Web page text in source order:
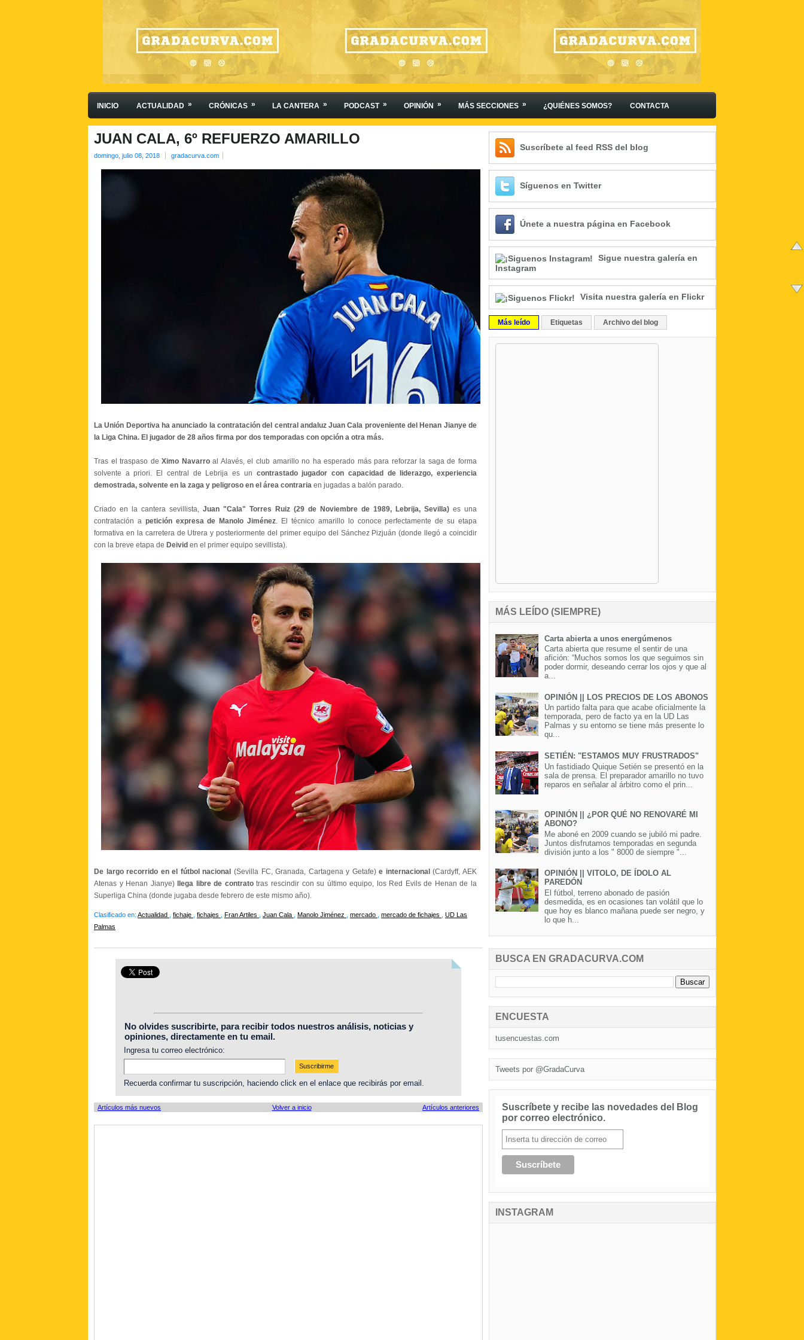
INICIO ACTUALIDAD » CRÓNICAS » LA CANTERA » PODCAST » OPINIÓN » MÁS SECCIONES » ¿QUIÉNES SOMOS? CONTACTA
JUAN CALA, 6º REFUERZO AMARILLO
domingo, julio 08, 2018 gradacurva.com
La Unión Deportiva ha anunciado la contratación del central andaluz Juan Cala proveniente del Henan Jianye de
la Liga China. El jugador de 28 años firma por dos temporadas con opción a otra más.
Tras el traspaso deXimo Navarroal Alavés, el club amarillo no ha esperado más para reforzar la saga de forma
solvente a priori. El central de Lebrija es un contrastado jugador con capacidad de liderazgo, experiencia
demostrada, solvente en la zaga y peligroso en el área contraria en jugadas a balón parado.
Criado en la cantera sevillista, Juan "Cala" Torres Ruiz (29 de Noviembre de 1989, Lebrija, Sevilla) es una
contratación a petición expresa de Manolo Jiménez. El técnico amarillo lo conoce perfectamente de su etapa
formativa en la carretera de Utrera y posteriormente del primer equipo del Sánchez Pizjuán (donde llegó a coincidir
con la breve etapa de Deivid en el primer equipo sevillista).
De largo recorrido en el fútbol nacional (Sevilla FC, Granada, Cartagena y Getafe)e internacional(Cardyff, AEK
Atenas y Henan Jianye)
llega libre de contratotras rescindir con su último equipo, los Red Evils de Henan de la
Superliga China (donde jugaba desde febrero de este mismo año).
Clasificado en: Actualidad fichaje fichajes Fran Artiles Juan Cala Manolo Jiménez mercado mercado de fichajes
UD Las
Palmas
No olvides suscribirte, para recibir todos nuestros análisis, noticias y
opiniones, directamente en tu email.
Ingresa tu correo electrónico:
Recuerda confirmar tu suscripción, haciendo click en el enlace que recibirás por email.
Artículos más nuevos Artículos anteriores
Volver a inicio
Suscríbete al feed RSS del blog
Síguenos en Twitter
Únete a nuestra página en Facebook
Sigue nuestra galería en
Instagram
Visita nuestra galería en Flickr
Más leído Etiquetas Archivo del blog
MÁS LEÍDO (SIEMPRE)
Carta abierta a unos energúmenos
Carta abierta que resume el sentir de una
afición: “Muchos somos los que seguimos sin
poder dormir, deseando cerrar los ojos y que al
a...
OPINIÓN || LOS PRECIOS DE LOS ABONOS
Un partido falta para que acabe oficialmente la
temporada, pero de facto ya en la UD Las
Palmas y su entorno se tiene más presente lo
qu...
SETIÉN: "ESTAMOS MUY FRUSTRADOS"
Un fastidiado Quique Setién se presentó en la
sala de prensa. El preparador amarillo no tuvo
reparos en señalar al árbitro como el prin...
OPINIÓN || ¿POR QUÉ NO RENOVARÉ MI
ABONO?
Me aboné en 2009 cuando se jubiló mi padre.
Juntos disfrutamos temporadas en segunda
división junto a los " 8000 de siempre "...
OPINIÓN || VITOLO, DE ÍDOLO AL
PAREDÓN
El fútbol, terreno abonado de pasión
desmedida, es en ocasiones tan volátil que lo
que hoy es blanco mañana puede ser negro, y
lo que h...
BUSCA EN GRADACURVA.COM
ENCUESTA
tusencuestas.com
Tweets por @GradaCurva
Suscríbete y recibe las novedades del Blog
por correo electrónico.
INSTAGRAM